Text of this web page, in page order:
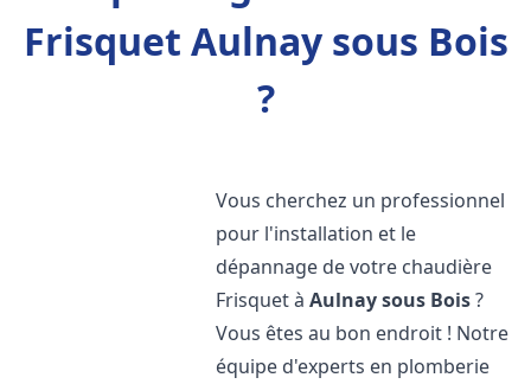
Frisquet Aulnay sous Bois
?
Vous cherchez un professionnel
pour l'installation et le
dépannage de votre chaudière
Frisquet àAulnay sous Bois?
Vous êtes au bon endroit ! Notre
équipe d'experts en plomberie